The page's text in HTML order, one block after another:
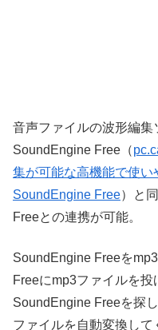
音声ファイルの波形編集
SoundEngine Free（
集が可能な高機能で使
SoundEngine Free）と
Freeとの連携が可能。
SoundEngine Freeを
Freeにmp3ファイルを投
SoundEngine Freeを探
ファイルを自動変換し